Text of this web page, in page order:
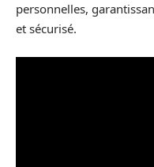
personnelles,
et sécurisé.